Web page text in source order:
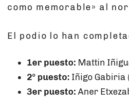
como memorable» al
El podio lo han
1er puesto: Mattin
2º puesto: Iñigo Gabiria
3er puesto: Aner